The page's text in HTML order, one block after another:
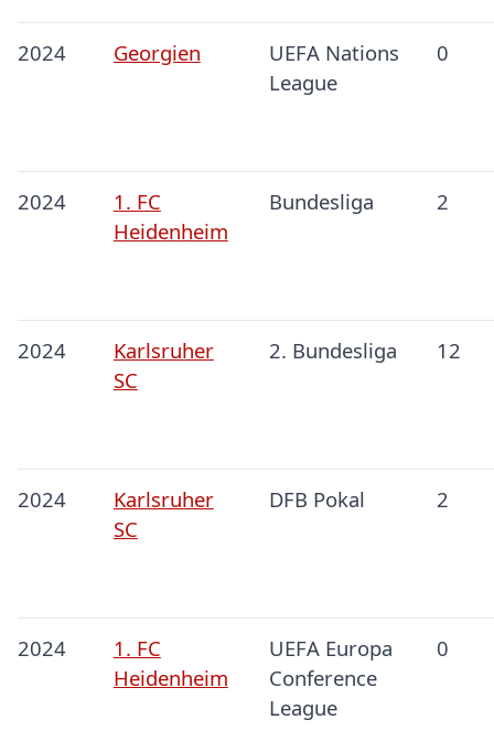
2024 Georgien
UEFA Nations
League
0
2024
1. FC
Heidenheim
Bundesliga 2
2024
Karlsruher
SC
2. Bundesliga 12
2024
Karlsruher
SC
DFB Pokal 2
2024
1. FC
Heidenheim
UEFA Europa
Conference
League
0